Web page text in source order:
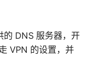
的 DNS 服务器，开
VPN 的设置，并